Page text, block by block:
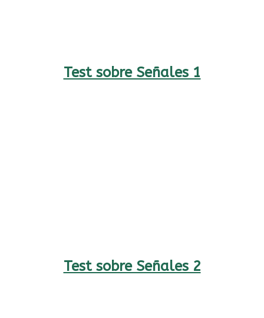
Test sobre Señales 1
Test sobre Señales 2